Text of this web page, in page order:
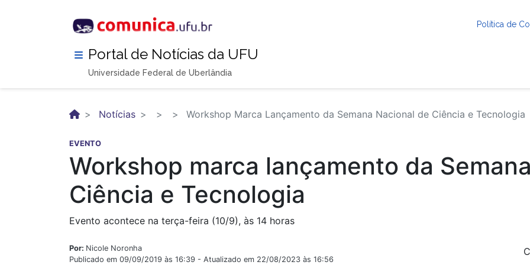
Política de
Portal de Notícias da UFU
Universidade Federal de Uberlândia
Notícias Workshop Marca Lançamento da Semana Nacional de Ciência e Tecnologia
EVENTO
Workshop marca lançamento da
Ciência e Tecnologia
Evento acontece na terça-feira (10/9), às 14 horas
Por: Nicole Noronha
Publicado em 09/09/2019 às 16:39 - Atualizado em 22/08/2023 às 16:56